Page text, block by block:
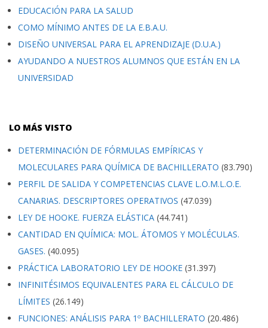
EDUCACIÓN PARA LA SALUD
COMO MÍNIMO ANTES DE LA E.B.A.U.
DISEÑO UNIVERSAL PARA EL APRENDIZAJE (D.U.A.)
AYUDANDO A NUESTROS ALUMNOS QUE ESTÁN EN LA
UNIVERSIDAD
LO MÁS VISTO
DETERMINACIÓN DE FÓRMULAS EMPÍRICAS Y
MOLECULARES PARA QUÍMICA DE BACHILLERATO (83.790)
PERFIL DE SALIDA Y COMPETENCIAS CLAVE L.O.M.L.O.E.
CANARIAS. DESCRIPTORES OPERATIVOS (47.039)
LEY DE HOOKE. FUERZA ELÁSTICA (44.741)
CANTIDAD EN QUÍMICA: MOL. ÁTOMOS Y MOLÉCULAS.
GASES. (40.095)
PRÁCTICA LABORATORIO LEY DE HOOKE (31.397)
INFINITÉSIMOS EQUIVALENTES PARA EL CÁLCULO DE
LÍMITES (26.149)
FUNCIONES: ANÁLISIS PARA 1º BACHILLERATO (20.486)